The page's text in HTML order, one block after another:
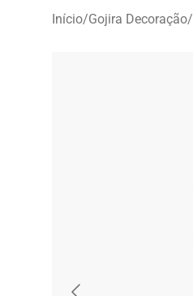
Início/Gojira Decoração/